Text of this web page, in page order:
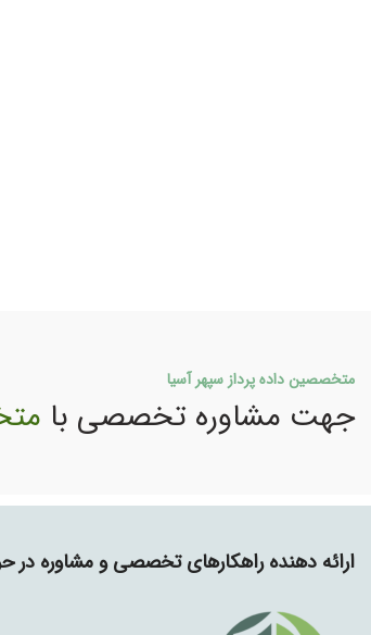
متخصصین داده پرداز سپهر آسیا
جهت مشاوره تخصصی با
ارائه دهنده راهکارهای تخصصی و مشاوره